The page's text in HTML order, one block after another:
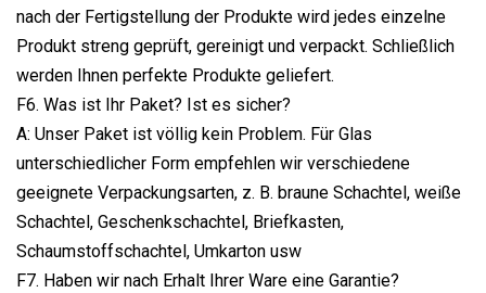
nach der Fertigstellung der Produkte wird jedes einzelne
Produkt streng geprüft, gereinigt und verpackt. Schließlich
werden Ihnen perfekte Produkte geliefert.
F6. Was ist Ihr Paket? Ist es sicher?
A: Unser Paket ist völlig kein Problem. Für Glas
unterschiedlicher Form empfehlen wir verschiedene
geeignete Verpackungsarten, z. B. braune Schachtel, weiße
Schachtel, Geschenkschachtel, Briefkasten,
Schaumstoffschachtel, Umkarton usw
F7. Haben wir nach Erhalt Ihrer Ware eine Garantie?